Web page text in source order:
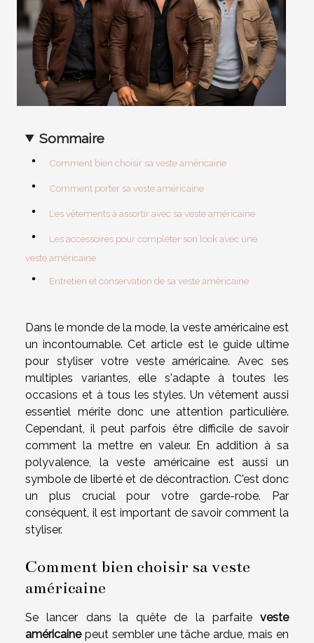
Sommaire
Comment bien choisir sa veste américaine
Comment porter sa veste américaine
Les vêtements à assortir avec sa veste américaine
Les accessoires pour compléter son look avec une
veste américaine
Entretien et conservation de sa veste américaine
Dans le monde de la mode, la veste américaine est
un incontournable. Cet article est le guide ultime
pour styliser votre veste américaine. Avec ses
multiples variantes, elle s'adapte à toutes les
occasions et à tous les styles. Un vêtement aussi
essentiel mérite donc une attention particulière.
Cependant, il peut parfois être difficile de savoir
comment la mettre en valeur. En addition à sa
polyvalence, la veste américaine est aussi un
symbole de liberté et de décontraction. C'est donc
un plus crucial pour votre garde-robe. Par
conséquent, il est important de savoir comment la
styliser.
Comment bien choisir sa veste
américaine
Se lancer dans la quête de la parfaite veste
américainepeut sembler une tâche ardue, mais en